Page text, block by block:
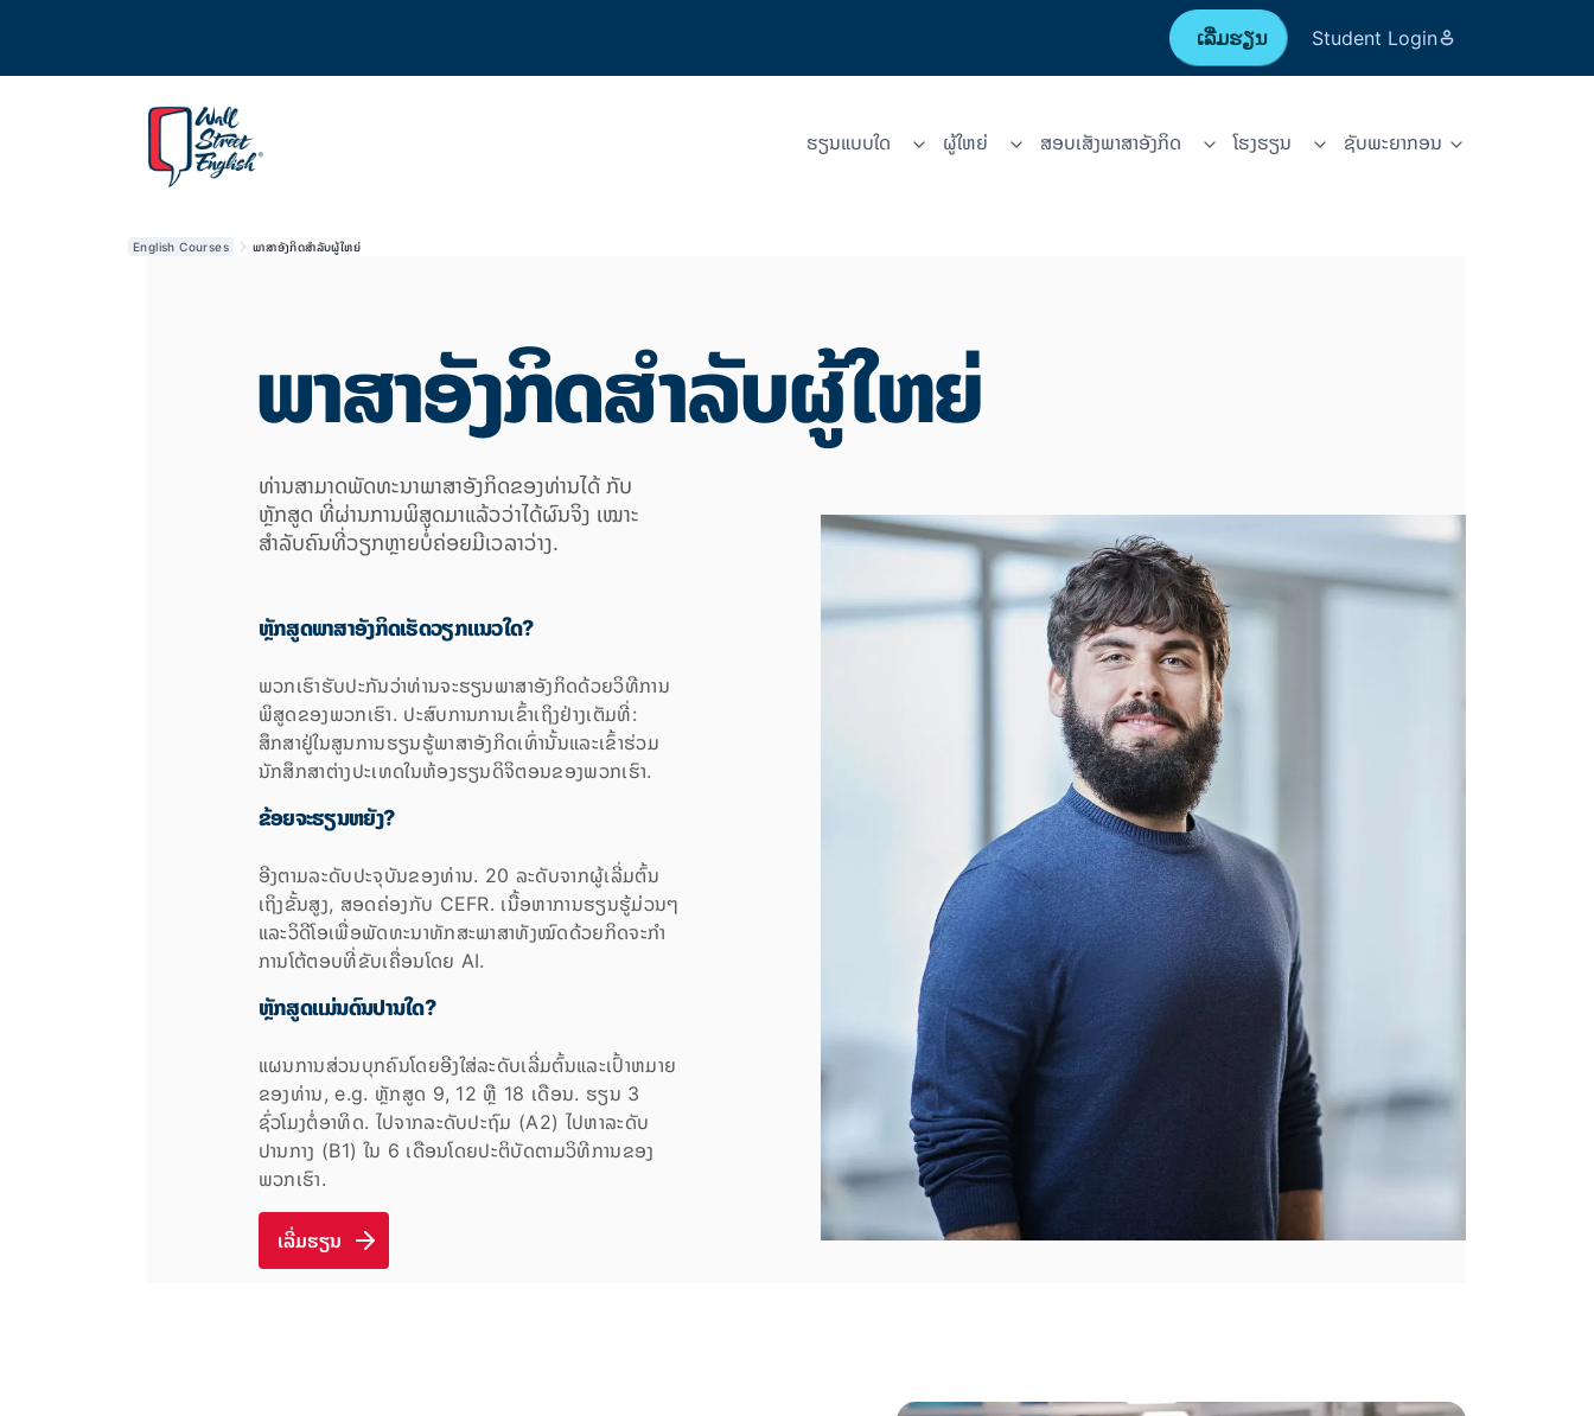
ເລີ່ມຮຽນ Student Login
ຮຽນແບບໃດ ຜູ້​ໃຫຍ່ ສອບເສັງພາສາອັງກິດ ໂຮງຮຽນ ຊັບ​ພະ​ຍາ​ກອນ
English Courses ພາສາອັງກິດສຳລັບຜູ້ໃຫຍ່
ພາສາອັງກິດສຳລັບຜູ້ໃຫຍ່
ທ່ານສາມາດພັດທະນາພາສາອັງກິດຂອງທ່ານໄດ້ ກັບ
ຫຼັກສູດ ທີ່ຜ່ານການພິສູດມາແລ້ວວ່າໄດ້ຜົນຈິງ ເໝາະ
ສຳລັບຄົນທີ່ວຽກຫຼາຍບໍ່ຄ່ອຍມີເວລາວ່າງ.
ຫຼັກສູດພາສາອັງກິດເຮັດວຽກແນວໃດ?
ພວກເຮົາຮັບປະກັນວ່າທ່ານຈະຮຽນພາສາອັງກິດດ້ວຍວິທີການ
ພິສູດຂອງພວກເຮົາ. ປະສົບການການເຂົ້າເຖິງຢ່າງເຕັມທີ່:
ສຶກສາຢູ່ໃນສູນການຮຽນຮູ້ພາສາອັງກິດເທົ່ານັ້ນແລະເຂົ້າຮ່ວມ
ນັກສຶກສາຕ່າງປະເທດໃນຫ້ອງຮຽນດິຈິຕອນຂອງພວກເຮົາ.
ຂ້ອຍຈະຮຽນຫຍັງ?
ອີງຕາມລະດັບປະຈຸບັນຂອງທ່ານ. 20 ລະດັບຈາກຜູ້ເລີ່ມຕົ້ນ
ເຖິງຂັ້ນສູງ, ສອດຄ່ອງກັບ CEFR. ເນື້ອຫາການຮຽນຮູ້ມ່ວນໆ
ແລະວິດີໂອເພື່ອພັດທະນາທັກສະພາສາທັງໝົດດ້ວຍກິດຈະກໍາ
ການໂຕ້ຕອບທີ່ຂັບເຄື່ອນໂດຍ AI.
ຫຼັກສູດແມ່ນດົນປານໃດ?
ແຜນການສ່ວນບຸກຄົນໂດຍອີງໃສ່ລະດັບເລີ່ມຕົ້ນແລະເປົ້າຫມາຍ
ຂອງທ່ານ, e.g. ຫຼັກສູດ 9, 12 ຫຼື 18 ເດືອນ. ຮຽນ 3
ຊົ່ວໂມງຕໍ່ອາທິດ. ໄປຈາກລະດັບປະຖົມ (A2) ໄປຫາລະດັບ
ປານກາງ (B1) ໃນ 6 ເດືອນໂດຍປະຕິບັດຕາມວິທີການຂອງ
ພວກເຮົາ.
ເລີ່ມຮຽນ